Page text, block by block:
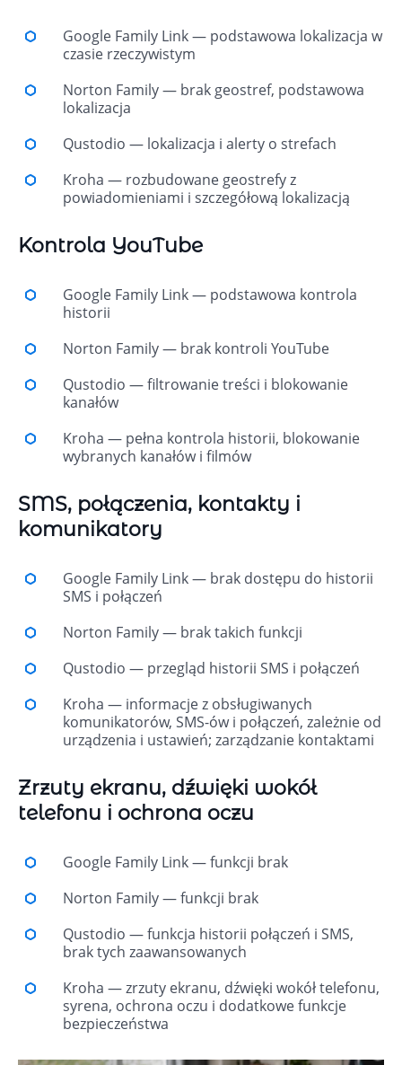
Google Family Link — podstawowa lokalizacja w
czasie rzeczywistym
Norton Family — brak geostref, podstawowa
lokalizacja
Qustodio — lokalizacja i alerty o strefach
Kroha — rozbudowane geostrefy z
powiadomieniami i szczegółową lokalizacją
Kontrola YouTube
Google Family Link — podstawowa kontrola
historii
Norton Family — brak kontroli YouTube
Qustodio — filtrowanie treści i blokowanie
kanałów
Kroha — pełna kontrola historii, blokowanie
wybranych kanałów i filmów
SMS, połączenia, kontakty i
komunikatory
Google Family Link — brak dostępu do historii
SMS i połączeń
Norton Family — brak takich funkcji
Qustodio — przegląd historii SMS i połączeń
Kroha — informacje z obsługiwanych
komunikatorów, SMS-ów i połączeń, zależnie od
urządzenia i ustawień; zarządzanie kontaktami
Zrzuty ekranu, dźwięki wokół
telefonu i ochrona oczu
Google Family Link — funkcji brak
Norton Family — funkcji brak
Qustodio — funkcja historii połączeń i SMS,
brak tych zaawansowanych
Kroha — zrzuty ekranu, dźwięki wokół telefonu,
syrena, ochrona oczu i dodatkowe funkcje
bezpieczeństwa